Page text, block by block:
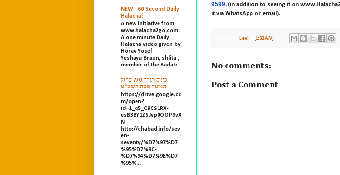
9599. (in addition to seeing it on
it via WhatsApp or email).
Levi 1:32 AM
No comments:
Post a Comment
NEW - 60 Second Daily
Halacha!
A new initiative from
www.halacha2go.com.
A one minute Daily
Halacha video given by
Horav Yosef
Yeshaya Braun, shlita ,
member of the Badatz...
כינוס תורה 770 בחול
המועד פסח תשע"ט
https://drive.google.co
m/open?
id=1_q5_C9CS1RX-
esB3BY1ZSJvp0OOP9vX
N
http://chabad.info/sev
en-
seventy/%D7%97%D7
%95%D7%9C-
%D7%94%D7%9E%D7
%95%...